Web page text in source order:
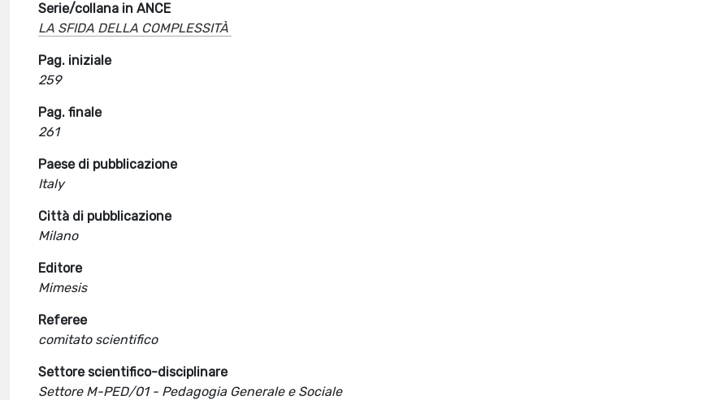
Serie/collana in ANCE
LA SFIDA DELLA COMPLESSITÀ
Pag. iniziale
259
Pag. finale
261
Paese di pubblicazione
Italy
Città di pubblicazione
Milano
Editore
Mimesis
Referee
comitato scientifico
Settore scientifico-disciplinare
Settore M-PED/01 - Pedagogia Generale e Sociale